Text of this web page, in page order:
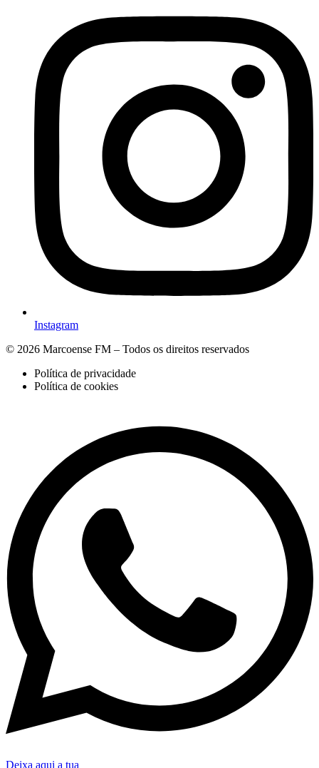
Instagram
© 2026 Marcoense FM – Todos os direitos reservados
Política de privacidade
Política de cookies
Deixa aqui a tua